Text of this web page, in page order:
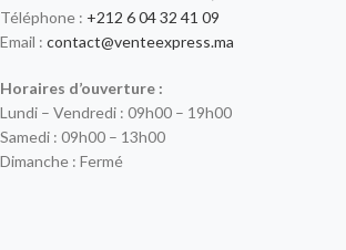
Téléphone : +212 6 04 32 41 09
Email : contact@venteexpress.ma
Horaires d’ouverture :
Lundi – Vendredi : 09h00 – 19h00
Samedi : 09h00 – 13h00
Dimanche : Fermé